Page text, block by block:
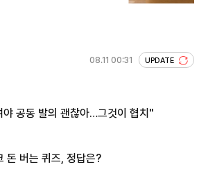
08.11 00:31 UPDATE
공동 발의 괜찮아…그것이 협치"
돈 버는 퀴즈, 정답은?